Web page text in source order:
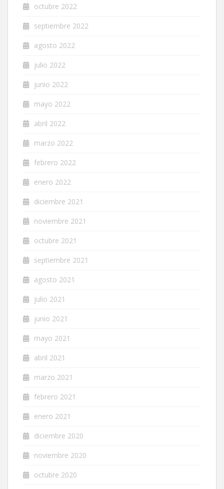
octubre 2022
septiembre 2022
agosto 2022
julio 2022
junio 2022
mayo 2022
abril 2022
marzo 2022
febrero 2022
enero 2022
diciembre 2021
noviembre 2021
octubre 2021
septiembre 2021
agosto 2021
julio 2021
junio 2021
mayo 2021
abril 2021
marzo 2021
febrero 2021
enero 2021
diciembre 2020
noviembre 2020
octubre 2020